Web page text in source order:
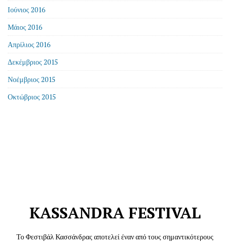
Ιούνιος 2016
Μάιος 2016
Απρίλιος 2016
Δεκέμβριος 2015
Νοέμβριος 2015
Οκτώβριος 2015
KASSANDRA FESTIVAL
Το Φεστιβάλ Κασσάνδρας αποτελεί έναν από τους σημαντικότερους